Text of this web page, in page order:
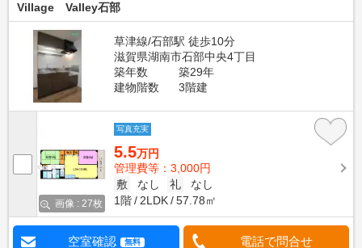
Village Valley石部
草津線/石部駅 徒歩10分
滋賀県湖南市石部中央4丁目
築年数
築29年
建物階数
3階建
画像 : 27枚
写真充実
5.5万円
管理費等：3,000円
敷
なし 礼
なし
1階
2LDK 57.78㎡
空室確認 無料 電話で問合せ